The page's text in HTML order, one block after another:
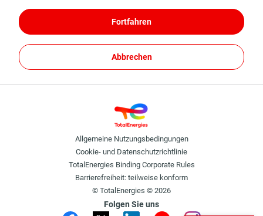
Fortfahren
Abbrechen
Allgemeine Nutzungsbedingungen
Cookie- und Datenschutzrichtlinie
TotalEnergies Binding Corporate Rules
Barrierefreiheit: teilweise konform
© TotalEnergies © 2026
Folgen Sie uns